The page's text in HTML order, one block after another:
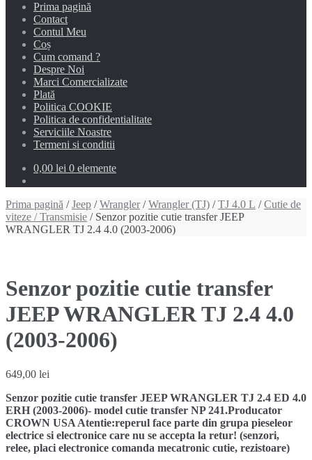
Prima pagină
Contact
Contul Meu
Coș
Cum comand ?
Despre Noi
Marci Comercializate
Plată
Politica COOKIE
Politica de confidentialitate
Serviciile Noastre
Termeni si conditii
0,00 lei 0 elemente
Prima pagină /Jeep /Wrangler/Wrangler (TJ) /TJ 4.0 L /Cutie de
viteze / Transmisie / Senzor pozitie cutie transfer JEEP
WRANGLER TJ 2.4 4.0 (2003-2006)
Senzor pozitie cutie transfer
JEEP WRANGLER TJ 2.4 4.0
(2003-2006)
649,00 lei
Senzor pozitie cutie transfer JEEP WRANGLER TJ 2.4 ED 4.0
ERH (2003-2006)- model cutie transfer NP 241.Producator
CROWN USA Atentie:reperul face parte din grupa pieseleor
electrice si electronice care nu se accepta la retur! (senzori,
relee, placi electronice comanda mecatronic cutie, rezistoare)